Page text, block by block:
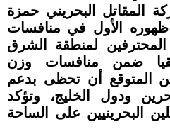
المقاتل البحريني حمزة
الأول في منافسات
المحترفين لمنطقة الشرق
ضمن منافسات وزن
المتوقع أن تحظى بدعم
ودول الخليج، وتؤكد
البحرينيين على الساحة